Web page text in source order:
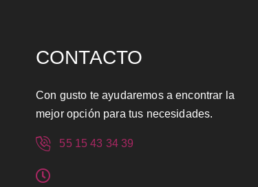
CONTACTO
Con gusto te ayudaremos a encontrar la
mejor opción para tus necesidades.
55 15 43 34 39